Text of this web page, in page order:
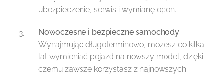
ubezpieczenie, serwis i wymianę opon.
Nowoczesne i bezpieczne samochody
Wynajmując długoterminowo, możesz co kilka
lat wymieniać pojazd na nowszy model, dzięki
czemu zawsze korzystasz z najnowszych